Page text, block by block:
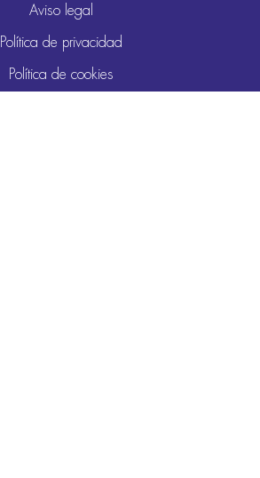
Aviso legal
Política de privacidad
Política de cookies